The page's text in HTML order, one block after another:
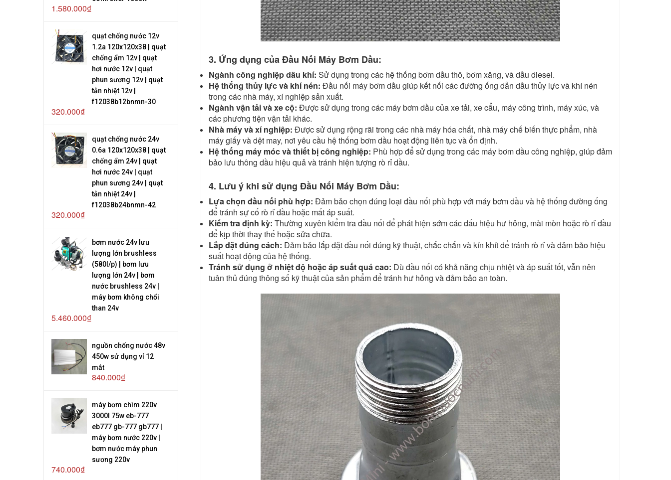
1.580.000₫
quạt chống nước 12v
1.2a 120x120x38 | quạt
chống ẩm 12v | quạt
hơi nước 12v | quạt
phun sương 12v | quạt
tản nhiệt 12v |
f12038b12bnmn-30
320.000₫
quạt chống nước 24v
0.6a 120x120x38 | quạt
chống ẩm 24v | quạt
hơi nước 24v | quạt
phun sương 24v | quạt
tản nhiệt 24v |
f12038b24bnmn-42
320.000₫
bơm nước 24v lưu
lượng lớn brushless
(580l/p) | bơm lưu
lượng lớn 24v | bơm
nước brushless 24v |
máy bơm không chổi
than 24v
5.460.000₫
nguồn chống nước 48v
450w sử dụng vỉ 12
mắt
840.000₫
máy bơm chìm 220v
3000l 75w eb-777
eb777 gb-777 gb777 |
máy bơm nước 220v |
bơm nước máy phun
sương 220v
740.000₫
3. Ứng dụng của Đầu Nối Máy Bơm Dầu:
Ngành công nghiệp dầu khí: Sử dụng trong các hệ thống bơm dầu thô, bơm xăng, và dầu diesel.
Hệ thống thủy lực và khí nén: Đầu nối máy bơm dầu giúp kết nối các đường ống dẫn dầu thủy lực và khí nén
trong các nhà máy, xí nghiệp sản xuất.
Ngành vận tải và xe cộ: Được sử dụng trong các máy bơm dầu của xe tải, xe cẩu, máy công trình, máy xúc, và
các phương tiện vận tải khác.
Nhà máy và xí nghiệp: Được sử dụng rộng rãi trong các nhà máy hóa chất, nhà máy chế biến thực phẩm, nhà
máy giấy và dệt may, nơi yêu cầu hệ thống bơm dầu hoạt động liên tục và ổn định.
Hệ thống máy móc và thiết bị công nghiệp: Phù hợp để sử dụng trong các máy bơm dầu công nghiệp, giúp đảm
bảo lưu thông dầu hiệu quả và tránh hiện tượng rò rỉ dầu.
4. Lưu ý khi sử dụng Đầu Nối Máy Bơm Dầu:
Lựa chọn đầu nối phù hợp: Đảm bảo chọn đúng loại đầu nối phù hợp với máy bơm dầu và hệ thống đường ống
để tránh sự cố rò rỉ dầu hoặc mất áp suất.
Kiểm tra định kỳ: Thường xuyên kiểm tra đầu nối để phát hiện sớm các dấu hiệu hư hỏng, mài mòn hoặc rò rỉ dầu
để kịp thời thay thế hoặc sửa chữa.
Lắp đặt đúng cách: Đảm bảo lắp đặt đầu nối đúng kỹ thuật, chắc chắn và kín khít để tránh rò rỉ và đảm bảo hiệu
suất hoạt động của hệ thống.
Tránh sử dụng ở nhiệt độ hoặc áp suất quá cao: Dù đầu nối có khả năng chịu nhiệt và áp suất tốt, vẫn nên
tuân thủ đúng thông số kỹ thuật của sản phẩm để tránh hư hỏng và đảm bảo an toàn.